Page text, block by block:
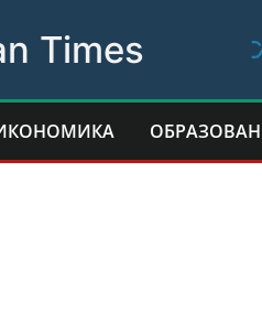
Times